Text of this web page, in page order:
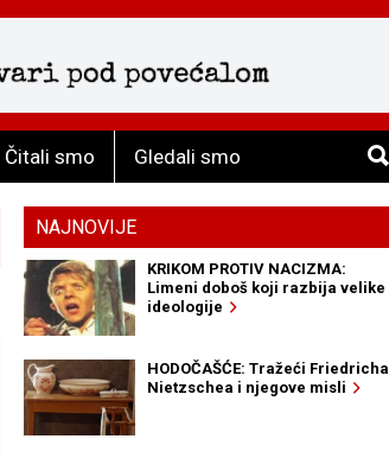
Čitali smo Gledali smo
NAJNOVIJE
KRIKOM PROTIV NACIZMA:
Limeni doboš koji razbija velike
ideologije
HODOČAŠĆE: Tražeći Friedricha
Nietzschea i njegove misli